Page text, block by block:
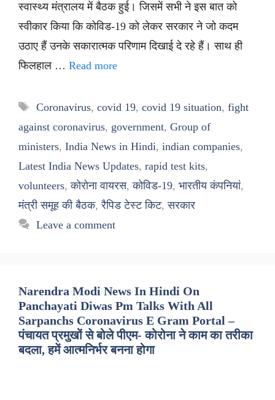
स्वास्थ्य मंत्रालय में बैठक हुई। जिसमें सभी ने इस बात को
स्वीकार किया कि कोविड-19 को लेकर सरकार ने जो कदम
उठाए हैं उनके सकारात्मक परिणाम दिखाई दे रहे हैं। साथ ही
फिलहाल … Read more
Tags
Coronavirus, covid 19, covid 19 situation, fight
against coronavirus, government, Group of
ministers, India News in Hindi, indian companies,
Latest India News Updates, rapid test kits,
volunteers,कोरोना वायरस,कोविड-19, भारतीय कंपनियां,
मंत्री समूह की बैठक,रैपिड टेस्ट किट,सरकार
Leave a comment
Narendra Modi News In Hindi On
Panchayati Diwas Pm Talks With All
Sarpanchs Coronavirus E Gram Portal –
पंचायत प्रमुखों से बोले पीएम- कोरोना ने काम का तरीका
बदला, हमें आत्मनिर्भर बनना होगा